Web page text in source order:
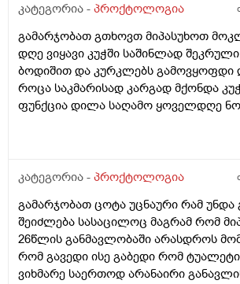
კატეგორია - პროქტოლოგია
გამარჯობათ გთხოვთ მიპასუხოთ
დღე ვიყავი კუჭში საშინლად
ბოდიშით და კურკლებს გამოვყოფდი
როცა საკმარისად კარგად მქონდა
ფუნქცია დილა საღამო ყოველდღე
საწინაღმდეგო წამალი დაარ
და მომიწესრიგა შედარებიით
ყავისფერში იყო შერეული და მეორე
ნახშირის აბებიარ დამილევია რო
არც სისხლიანი არმაქვს განავალი ეს
შეკრულობის ბრალია თუ ვიტამინს
მულტივიტაკინებს ამვილაბისას
კატეგორია - პროქტოლოგია
გამარჯობათ ცოტა უცნაური რამ
შეიძლება სასაცილოც მაგრამ რომ
26წლის განმავლობაში არასდროს
რომ გავედი ისე გაბედი რომ
ვიხმარე საერთოდ არანაირი